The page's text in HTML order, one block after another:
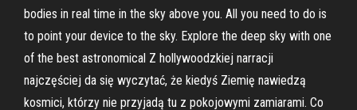
bodies in real time in the sky above you. All you need to do is
to point your device to the sky. Explore the deep sky with one
of the best astronomical Z hollywoodzkiej narracji
najczęściej da się wyczytać, że kiedyś Ziemię nawiedzą
kosmici, którzy nie przyjadą tu z pokojowymi zamiarami. Co